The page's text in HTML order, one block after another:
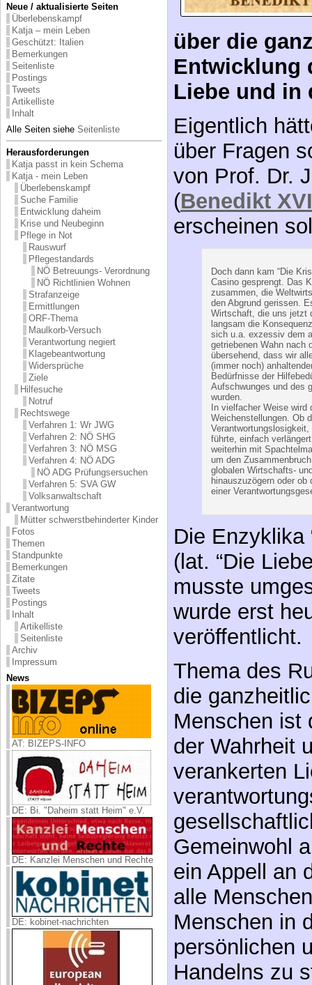
Neue / aktualisierte Seiten
Überlebenskampf
Katja – mein Leben
Geschützt: Italien
Bemerkungen
Seitenliste
Postings
Tweets
Artikelliste
Inhalt
Alle Seiten siehe Seitenliste
Herausforderungen
Katja passt in kein Schema
Katja - mein Leben
Überlebenskampf
Suche Familie
Entwicklung daheim
Krise und Neubeginn
Pflege in Not
Rauswurf
Pflegestandards
NÖ Betreuungs- Verordnung
NÖ Richtlinien Wohnen
Strafanzeige
Ermittlungen
ORF-Thema
Maulkorb-Versuch
Verantwortung negiert
Klagebeantwortung
Widersprüche
Ziele
Hilfesuche
Notruf
Rechtswege
Verfahren 1: Wr JWG
Verfahren 2: NÖ SHG
Verfahren 3: NÖ MSG
Verfahren 4: NÖ ADG
NÖ ADG Prüfungsersuchen
Verfahren 5: SVA GW
Volksanwaltschaft
Verantwortung
Mütter schwerstbehinderter Kinder
Fotos
Themen
Standpunkte
Bemerkungen
Zitate
Tweets
Postings
Inhalt
Artikelliste
Seitenliste
Archiv
Impressum
News
AT: BIZEPS-INFO
DE: Bi. "Daheim statt Heim" e.V.
DE: Kanzlei Menschen und Rechte
DE: kobinet-nachrichten
über die
Entwicklung
Liebe und in
Eigentlich
über Fragen
von Prof. Dr.
(Benedikt
erscheinen
Doch dann kam “Die
Casino gesprengt. Das
zusammen, die
den Abgrund gerissen.
Wirtschaft, die uns jetzt
langsam die
sich u.a. exzessiv dem
getriebenen Wahn nach
übersehend, dass wir
(immer noch)
Bedürfnisse der
Aufschwunges und des
wurden.
In vielfacher Weise
Weichenstellungen. Ob
Verantwortungslosigkeit,
führte, einfach
weiterhin mit
um den
globalen Wirtschafts-
hinauszuzögern oder ob
einer
Die Enzyklika
(lat. “Die
musste
wurde erst
veröffentlicht.
Thema des
die
Menschen ist
der Wahrheit
verankerten
Gemeinwohl
ein Appell an
alle
Menschen in
persönlichen
Handelns zu